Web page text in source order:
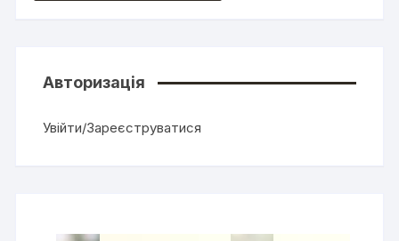
Авторизація
Увійти/Зареєструватися